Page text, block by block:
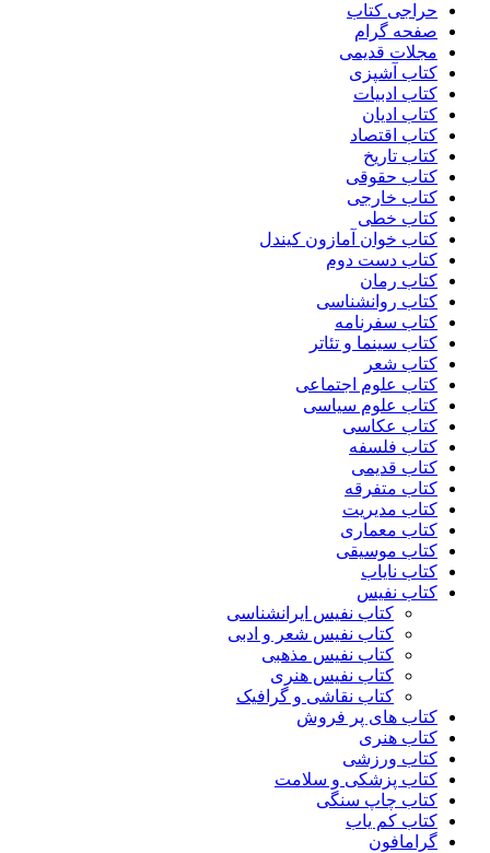
حراجی کتاب
صفحه گرام
مجلات قدیمی
کتاب آشپزی
کتاب ادبیات
کتاب ادیان
کتاب اقتصاد
کتاب تاریخ
کتاب حقوقی
کتاب خارجی
کتاب خطی
کتاب خوان آمازون کیندل
کتاب دست دوم
کتاب رمان
کتاب روانشناسی
کتاب سفرنامه
کتاب سینما و تئاتر
کتاب شعر
کتاب علوم اجتماعی
کتاب علوم سیاسی
کتاب عکاسی
کتاب فلسفه
کتاب قدیمی
کتاب متفرقه
کتاب مدیریت
کتاب معماری
کتاب موسیقی
کتاب نایاب
کتاب نفیس
کتاب نفیس ایرانشناسی
کتاب نفیس شعر و ادبی
کتاب نفیس مذهبی
کتاب نفیس هنری
کتاب نقاشی و گرافیک
کتاب های پر فروش
کتاب هنری
کتاب ورزشی
کتاب پزشکی و سلامت
کتاب چاپ سنگی
کتاب کم یاب
گرامافون